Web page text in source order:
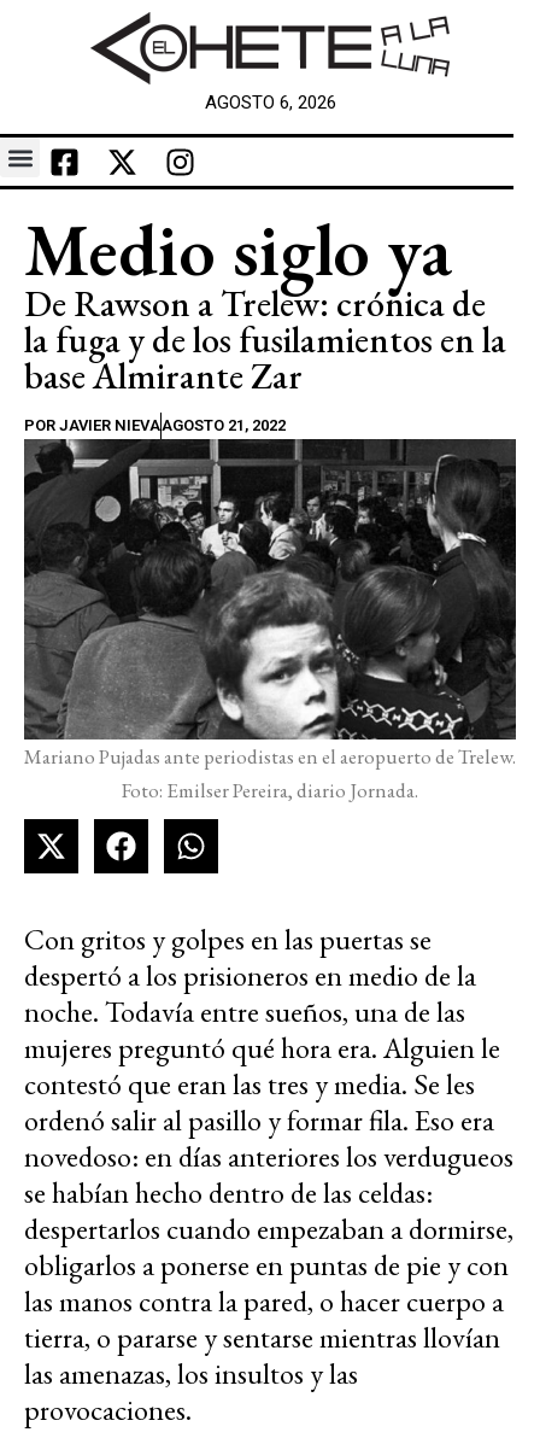
AGOSTO 6, 2026
Medio siglo ya
De Rawson a Trelew: crónica de
la fuga y de los fusilamientos en la
base Almirante Zar
POR JAVIER NIEVAAGOSTO 21, 2022
Mariano Pujadas ante periodistas en el aeropuerto de Trelew.
Foto: Emilser Pereira, diario Jornada.
Con gritos y golpes en las puertas se
despertó a los prisioneros en medio de la
noche. Todavía entre sueños, una de las
mujeres preguntó qué hora era. Alguien le
contestó que eran las tres y media. Se les
ordenó salir al pasillo y formar fila. Eso era
novedoso: en días anteriores los verdugueos
se habían hecho dentro de las celdas:
despertarlos cuando empezaban a dormirse,
obligarlos a ponerse en puntas de pie y con
las manos contra la pared, o hacer cuerpo a
tierra, o pararse y sentarse mientras llovían
las amenazas, los insultos y las
provocaciones.